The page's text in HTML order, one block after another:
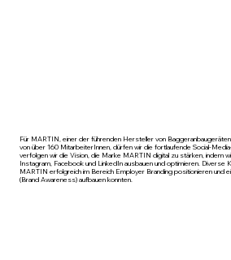
Für MARTIN, einer der führenden Hersteller von
von über 160 MitarbeiterInnen, dürfen wir die fortlaufende Social-
verfolgen wir die Vision, die Marke MARTIN digital zu stärken, indem
Instagram, Facebook und LinkedIn ausbauen und optimieren. Diverse
MARTIN erfolgreich im Bereich Employer Branding positionieren und
(Brand Awareness) aufbauen konnten.